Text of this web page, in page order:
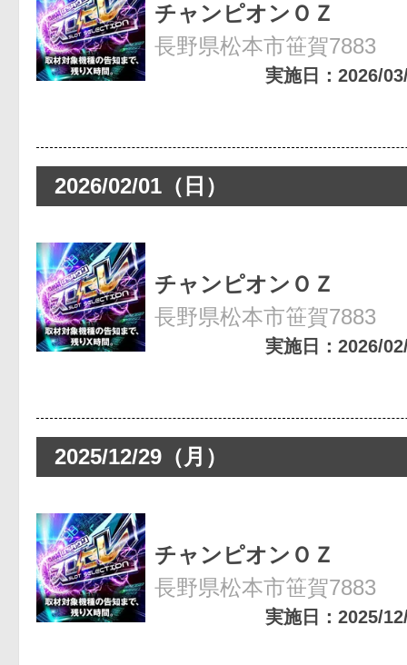
チャンピオンＯＺ
長野県松本市笹賀7883
実施日：2026/
2026/02/01（日）
チャンピオンＯＺ
長野県松本市笹賀7883
実施日：2026/
2025/12/29（月）
チャンピオンＯＺ
長野県松本市笹賀7883
実施日：2025/